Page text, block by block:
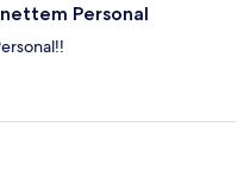
Sunday and kept the
areas spotlessly clean.
money, and my cousin
Personal